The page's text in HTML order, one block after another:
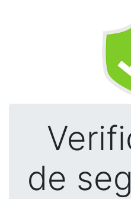
de